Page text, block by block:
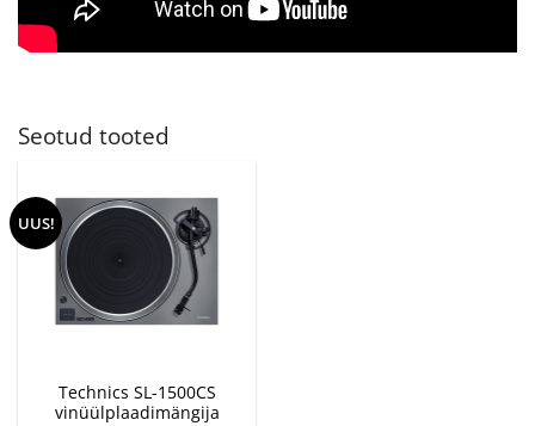
Seotud tooted
UUS!
Technics SL-1500CS
vinüülplaadimängija